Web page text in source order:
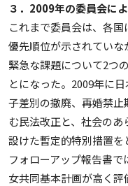
３．2009年の委員会に
これまで委員会は、各
優先順位が示されてい
緊急な課題について2つ
とになった。2009年に
子差別の撤廃、再婚禁
む民法改正と、社会の
設けた暫定的特別措置
フォローアップ報告書
女共同基本計画が高く